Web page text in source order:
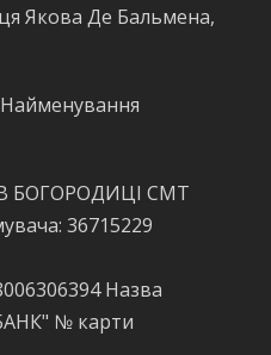
Якова Де Бальмена,
БОГОРОДИЦІ СМТ
36715229
Назва
№ карти